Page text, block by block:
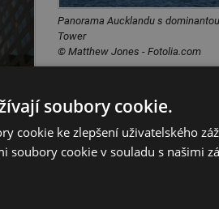
Panorama Aucklandu s
Tower
© Matthew Jones - Fotolia.com
soubory cookie.
cookie ke zlepšení uživatelského
soubory cookie v souladu s našimi